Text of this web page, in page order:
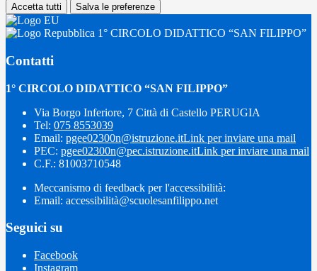
Accetta tutti Salva le preferenze
1° CIRCOLO DIDATTICO “SAN FILIPPO”
Contatti
1° CIRCOLO DIDATTICO “SAN FILIPPO”
Via Borgo Inferiore, 7 Città di Castello PERUGIA
Tel: 075 8553039
Email: pgee02300n@istruzione.itLink per inviare una mail
PEC: pgee02300n@pec.istruzione.itLink per inviare una mail
C.F.: 81003710548
Meccanismo di feedback per l'accessibilità:
Email: accessibilità@scuolesanfilippo.net
Seguici su
Facebook
Instagram